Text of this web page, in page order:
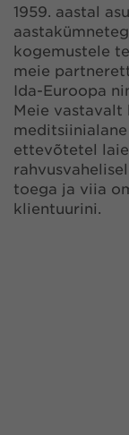
1959. aastal
kogemustele
meie
Ida-Euroopa
Meie
ettevõtetel
toega ja viia
klientuurini.